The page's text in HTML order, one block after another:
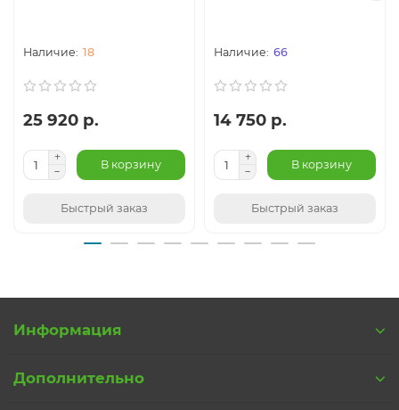
18
25 920 р.
В корзину
Быстрый заказ
66
14 750 р.
В корзину
Быстрый заказ
Информация
Дополнительно